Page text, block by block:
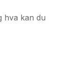
hva kan du